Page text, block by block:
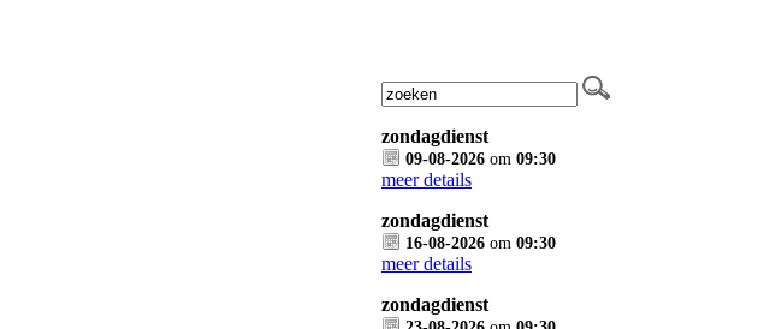
zondagdienst
09-08-2026 om 09:30
meer details
zondagdienst
16-08-2026 om 09:30
meer details
zondagdienst